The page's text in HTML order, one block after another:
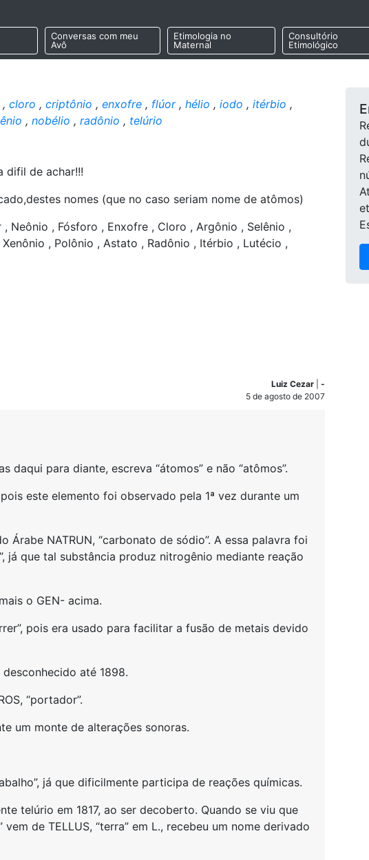
Conversas com meu
Avô
Etimologia no
Maternal
Consultório
Etimológico
, cloro , criptônio , enxofre , flúor, hélio , iodo , itérbio ,
, nobélio , radônio , telúrio
difil de achar!!!
nomes (que no caso seriam nome de atômos)
Neônio , Fósforo , Enxofre , Cloro , Argônio , Selênio ,
, Polônio , Astato , Radônio , Itérbio , Lutécio ,
Luiz Cezar
-
5 de agosto de 2007
daqui para diante, escreva “átomos” e não “atômos”.
este elemento foi observado pela 1ª vez durante um
Árabe NATRUN, “carbonato de sódio”. A essa palavra foi
já que tal substância produz nitrogênio mediante reação
o GEN- acima.
pois era usado para facilitar a fusão de metais devido
desconhecido até 1898.
“portador”.
um monte de alterações sonoras.
já que dificilmente participa de reações químicas.
telúrio em 1817, ao ser decoberto. Quando se viu que
de TELLUS, “terra” em L., recebeu um nome derivado